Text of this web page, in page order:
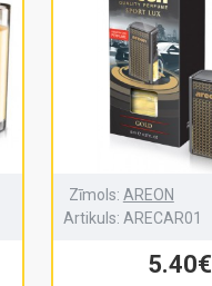
Zīmols: AREON
Artikuls: ARECAR01
5.40€